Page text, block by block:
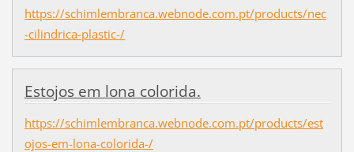
https://schimlembranca.webnode.com.pt/products/nec
-cilindrica-plastic-/
Estojos em lona colorida.
https://schimlembranca.webnode.com.pt/products/est
ojos-em-lona-colorida-/